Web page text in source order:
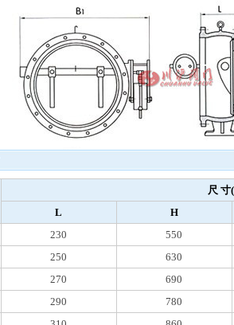
尺 寸
L
H
230
550
250
630
270
690
290
780